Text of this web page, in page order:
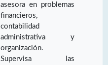
asesora en problemas
financieros,
contabilidad
administrativa y
organización.
Supervisa las